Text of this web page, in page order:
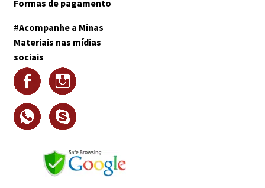
Formas de pagamento
#Acompanhe a Minas
Materiais nas mídias
sociais